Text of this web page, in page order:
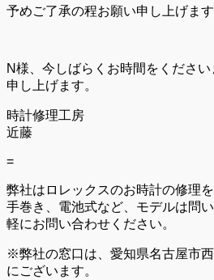
予めご了承の程お願い申し上げます
N様、今しばらくお時間をくださ
申し上げます。
時計修理工房
近藤
=
弊社はロレックスのお時計の修理を
手巻き、電池式など、モデルは問
軽にお問い合わせください。
※弊社の窓口は、愛知県名古屋市
にございます。